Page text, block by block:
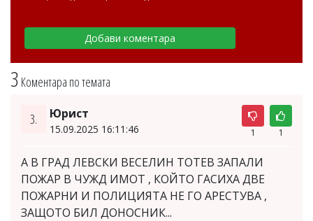
3 Коментара по темата
3. Юрист
15.09.2025 16:11:46 1 1
А В ГРАД ЛЕВСКИ ВЕСЕЛИН ТОТЕВ ЗАПАЛИ
ПОЖАР В ЧУЖД ИМОТ , КОЙТО ГАСИХА ДВЕ
ПОЖАРНИ И ПОЛИЦИЯТА НЕ ГО АРЕСТУВА ,
ЗАЩОТО БИЛ ДОНОСНИК...